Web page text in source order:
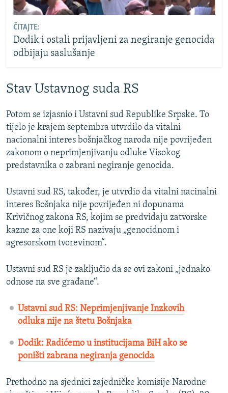
ČITAJTE:
Dodik i ostali prijavljeni za negiranje genocida
odbijaju saslušanje
Stav Ustavnog suda RS
Potom se izjasnio i Ustavni sud Republike Srpske. To
tijelo je krajem septembra utvrdilo da vitalni
nacionalni interes bošnjačkog naroda nije povrijeđen
zakonom o neprimjenjivanju odluke Visokog
predstavnika o zabrani negiranje genocida.
Ustavni sud RS, također, je utvrdio da vitalni nacinalni
interes Bošnjaka nije povrijeđen ni dopunama
Krivičnog zakona RS, kojim se predviđaju zatvorske
kazne za one koji RS nazivaju „genocidnom i
agresorskom tvorevinom“.
Ustavni sud RS je zaključio da se ovi zakoni „jednako
odnose na sve građane“.
Ustavni sud RS: Neprimjenjivanje Inzkovih
odluka nije na štetu Bošnjaka
Dodik: Radićemo u institucijama BiH ako se
poništi zabrana negiranja genocida
Prethodno na sjednici zajedničke komisije Narodne